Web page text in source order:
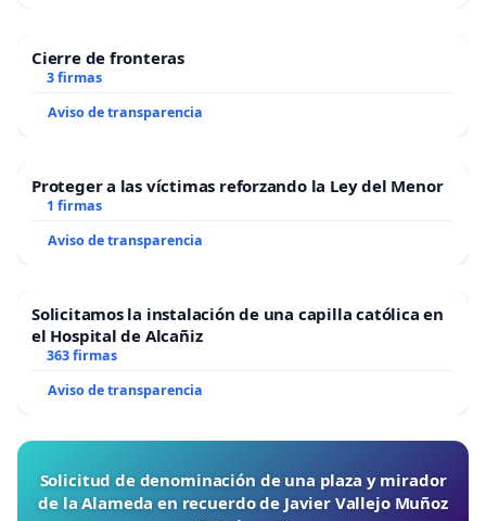
Cierre de fronteras
3 firmas
Aviso de transparencia
Proteger a las víctimas reforzando la Ley del Menor
1 firmas
Aviso de transparencia
Solicitamos la instalación de una capilla católica en
el Hospital de Alcañiz
363 firmas
Aviso de transparencia
Solicitud de denominación de una plaza y mirador
de la Alameda en recuerdo de Javier Vallejo Muñoz